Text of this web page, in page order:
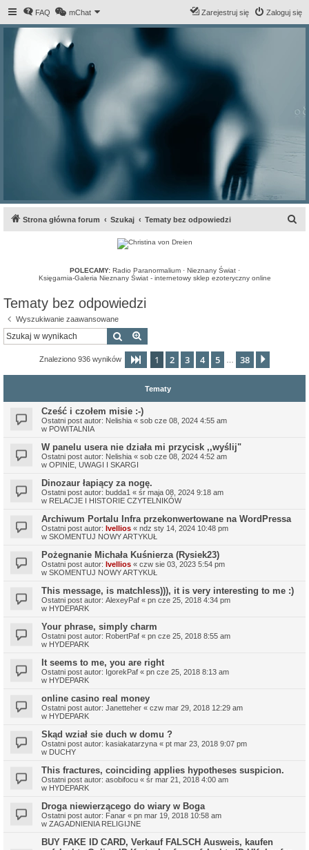
FAQ mChat Zaloguj się
Zarejestruj się
Strona główna forum Szukaj Tematy bez odpowiedzi
POLECAMY: Radio Paranormalium· Nieznany Świat·
Księgarnia-Galeria Nieznany Świat - internetowy sklep ezoteryczny online
Tematy bez odpowiedzi
Wyszukiwanie zaawansowane
Szukaj
Znaleziono 936 wyników Strona z38
1 2 3 4 5 38
Tematy
Cześć i czołem misie :-)
Ostatni post autor: Nelishia « sob cze 08, 2024 4:55 am
w POWITALNIA
W panelu usera nie działa mi przycisk ,,wyślij"
Ostatni post autor: Nelishia « sob cze 08, 2024 4:52 am
w OPINIE, UWAGI I SKARGI
Dinozaur łapiący za nogę.
Ostatni post autor: budda1 « śr maja 08, 2024 9:18 am
w RELACJE I HISTORIE CZYTELNIKÓW
Archiwum Portalu Infra przekonwertowane na WordPressa
Ostatni post autor: Ivellios « ndz sty 14, 2024 10:48 pm
w SKOMENTUJ NOWY ARTYKUŁ
Pożegnanie Michała Kuśnierza (Rysiek23)
Ostatni post autor: Ivellios « czw sie 03, 2023 5:54 pm
w SKOMENTUJ NOWY ARTYKUŁ
This message, is matchless))), it is very interesting to me :)
Ostatni post autor: AlexeyPaf « pn cze 25, 2018 4:34 pm
w HYDEPARK
Your phrase, simply charm
Ostatni post autor: RobertPaf « pn cze 25, 2018 8:55 am
w HYDEPARK
It seems to me, you are right
Ostatni post autor: IgorekPaf « pn cze 25, 2018 8:13 am
w HYDEPARK
online casino real money
Ostatni post autor: Janetteher « czw mar 29, 2018 12:29 am
w HYDEPARK
Skąd wział sie duch w domu ?
Ostatni post autor: kasiakatarzyna « pt mar 23, 2018 9:07 pm
w DUCHY
This fractures, coinciding applies hypotheses suspicion.
Ostatni post autor: asobifocu « śr mar 21, 2018 4:00 am
w HYDEPARK
Droga niewierzącego do wiary w Boga
Ostatni post autor: Fanar « pn mar 19, 2018 10:58 am
w ZAGADNIENIA RELIGIJNE
BUY FAKE ID CARD, Verkauf FALSCH Ausweis, kaufen